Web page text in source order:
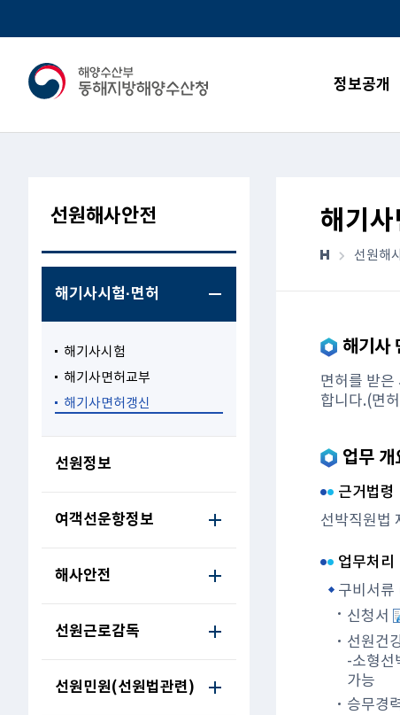
정보공개
선원해사안전
해기사시험·면허
해기사시험
해기사면허교부
해기사면허갱신
선원정보
여객선운항정보
해사안전
선원근로감독
선원민원(선원법관련)
해기
선원해
해기사
면허를 받은
합니다.(면
업무 개
근거법령
선박직원법
업무처리
구비서류
신청서
선원건
-소형선
가능
승무경